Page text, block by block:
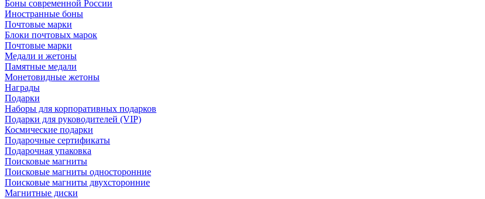
Боны современной России
Иностранные боны
Почтовые марки
Блоки почтовых марок
Почтовые марки
Медали и жетоны
Памятные медали
Монетовидные жетоны
Награды
Подарки
Наборы для корпоративных подарков
Подарки для руководителей (VIP)
Космические подарки
Подарочные сертификаты
Подарочная упаковка
Поисковые магниты
Поисковые магниты односторонние
Поисковые магниты двухсторонние
Магнитные диски